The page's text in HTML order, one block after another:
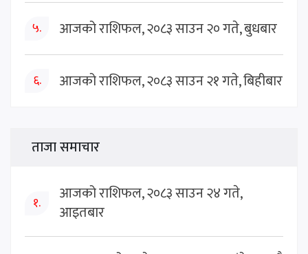
५. आजको राशिफल, २०८३ साउन २० गते, बुधबार
६. आजको राशिफल, २०८३ साउन २१ गते, बिहीबार
ताजा समाचार
१.
आजको राशिफल, २०८३ साउन २४ गते,
आइतबार